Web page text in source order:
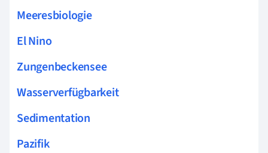
Meeresbiologie
El Nino
Zungenbeckensee
Wasserverfügbarkeit
Sedimentation
Pazifik